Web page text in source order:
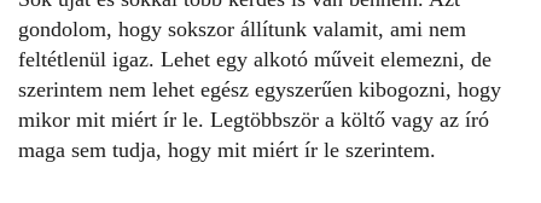
gondolom, hogy sokszor állítunk valamit, ami nem
feltétlenül igaz. Lehet egy alkotó műveit elemezni, de
szerintem nem lehet egész egyszerűen kibogozni, hogy
mikor mit miért ír le. Legtöbbször a költő vagy az író
maga sem tudja, hogy mit miért ír le szerintem.